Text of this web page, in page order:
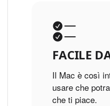
FACILE
Il Mac è così
usare che
che ti piace.